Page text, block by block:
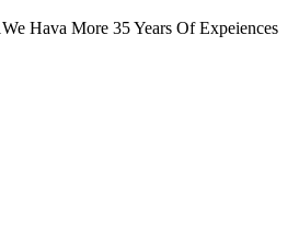
We Hava More 35 Years Of Expeiences